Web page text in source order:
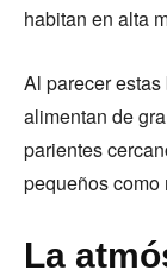
habitan en alta
Al parecer
alimentan de
parientes
pequeños como
La